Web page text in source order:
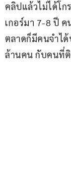
คลิปแล้วไม่ได้โก
เกอร์มา 7-8 ปี
ตลาดก็มีคนจำไ
ล้านคน กับคนที่